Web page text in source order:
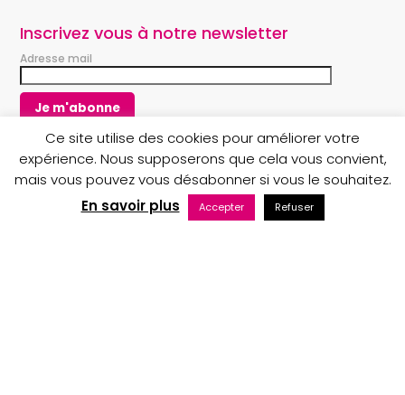
e
b
o
k
t
a
g
a
m
Inscrivez vous à notre newsletter
Adresse mail
Copyright © 2023 Au nom du Père boutique
Maintenance web par Bluekat Digital
Ce site utilise des cookies pour améliorer votre
expérience. Nous supposerons que cela vous convient,
mais vous pouvez vous désabonner si vous le souhaitez.
En savoir plus
Accepter Refuser